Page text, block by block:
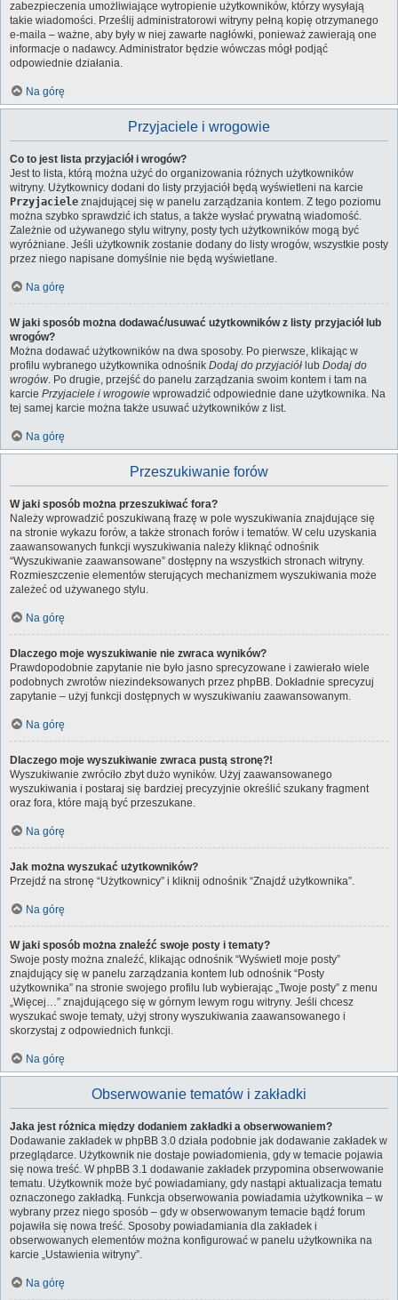
zabezpieczenia umożliwiające wytropienie użytkowników, którzy wysyłają
takie wiadomości. Prześlij administratorowi witryny pełną kopię otrzymanego
e-maila – ważne, aby były w niej zawarte nagłówki, ponieważ zawierają one
informacje o nadawcy. Administrator będzie wówczas mógł podjąć
odpowiednie działania.
Na górę
Przyjaciele i wrogowie
Co to jest lista przyjaciół i wrogów?
Jest to lista, którą można użyć do organizowania różnych użytkowników
witryny. Użytkownicy dodani do listy przyjaciół będą wyświetleni na karcie
Przyjaciele znajdującej się w panelu zarządzania kontem. Z tego poziomu
można szybko sprawdzić ich status, a także wysłać prywatną wiadomość.
Zależnie od używanego stylu witryny, posty tych użytkowników mogą być
wyróżniane. Jeśli użytkownik zostanie dodany do listy wrogów, wszystkie posty
przez niego napisane domyślnie nie będą wyświetlane.
Na górę
W jaki sposób można dodawać/usuwać użytkowników z listy przyjaciół lub
wrogów?
Można dodawać użytkowników na dwa sposoby. Po pierwsze, klikając w
profilu wybranego użytkownika odnośnik Dodaj do przyjaciół lub Dodaj do
wrogów. Po drugie, przejść do panelu zarządzania swoim kontem i tam na
karcie Przyjaciele i wrogowie wprowadzić odpowiednie dane użytkownika. Na
tej samej karcie można także usuwać użytkowników z list.
Na górę
Przeszukiwanie forów
W jaki sposób można przeszukiwać fora?
Należy wprowadzić poszukiwaną frazę w pole wyszukiwania znajdujące się
na stronie wykazu forów, a także stronach forów i tematów. W celu uzyskania
zaawansowanych funkcji wyszukiwania należy kliknąć odnośnik
“Wyszukiwanie zaawansowane” dostępny na wszystkich stronach witryny.
Rozmieszczenie elementów sterujących mechanizmem wyszukiwania może
zależeć od używanego stylu.
Na górę
Dlaczego moje wyszukiwanie nie zwraca wyników?
Prawdopodobnie zapytanie nie było jasno sprecyzowane i zawierało wiele
podobnych zwrotów niezindeksowanych przez phpBB. Dokładnie sprecyzuj
zapytanie – użyj funkcji dostępnych w wyszukiwaniu zaawansowanym.
Na górę
Dlaczego moje wyszukiwanie zwraca pustą stronę?!
Wyszukiwanie zwróciło zbyt dużo wyników. Użyj zaawansowanego
wyszukiwania i postaraj się bardziej precyzyjnie określić szukany fragment
oraz fora, które mają być przeszukane.
Na górę
Jak można wyszukać użytkowników?
Przejdź na stronę “Użytkownicy” i kliknij odnośnik “Znajdź użytkownika”.
Na górę
W jaki sposób można znaleźć swoje posty i tematy?
Swoje posty można znaleźć, klikając odnośnik “Wyświetl moje posty”
znajdujący się w panelu zarządzania kontem lub odnośnik “Posty
użytkownika” na stronie swojego profilu lub wybierając „Twoje posty” z menu
„Więcej…” znajdującego się w górnym lewym rogu witryny. Jeśli chcesz
wyszukać swoje tematy, użyj strony wyszukiwania zaawansowanego i
skorzystaj z odpowiednich funkcji.
Na górę
Obserwowanie tematów i zakładki
Jaka jest różnica między dodaniem zakładki a obserwowaniem?
Dodawanie zakładek w phpBB 3.0 działa podobnie jak dodawanie zakładek w
przeglądarce. Użytkownik nie dostaje powiadomienia, gdy w temacie pojawia
się nowa treść. W phpBB 3.1 dodawanie zakładek przypomina obserwowanie
tematu. Użytkownik może być powiadamiany, gdy nastąpi aktualizacja tematu
oznaczonego zakładką. Funkcja obserwowania powiadamia użytkownika – w
wybrany przez niego sposób – gdy w obserwowanym temacie bądź forum
pojawiła się nowa treść. Sposoby powiadamiania dla zakładek i
obserwowanych elementów można konfigurować w panelu użytkownika na
karcie „Ustawienia witryny”.
Na górę